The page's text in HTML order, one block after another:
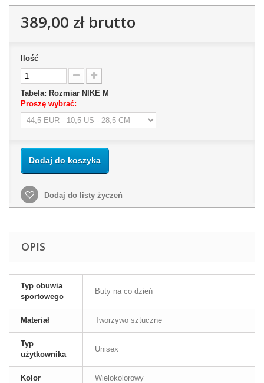
389,00 złbrutto
Ilość
Tabela: Rozmiar NIKE M
Proszę wybrać:
Dodaj do koszyka
Dodaj do listy życzeń
OPIS
Typ obuwia
sportowego
Buty na co dzień
Materiał Tworzywo sztuczne
Typ
użytkownika
Unisex
Kolor Wielokolorowy